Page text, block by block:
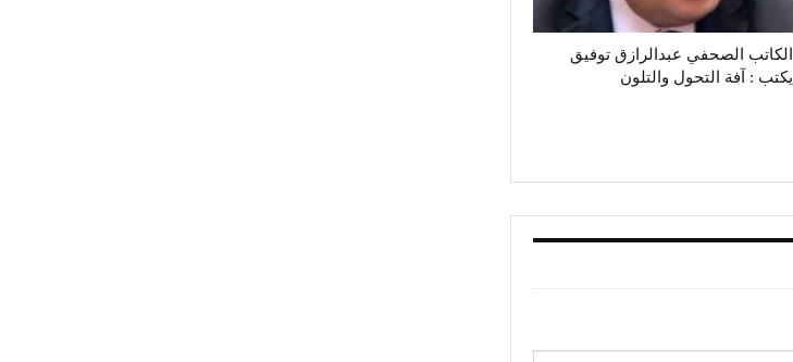
الكاتب الصحفي عبدالرازق توفيق
يكتب : آفة التحول والتلون